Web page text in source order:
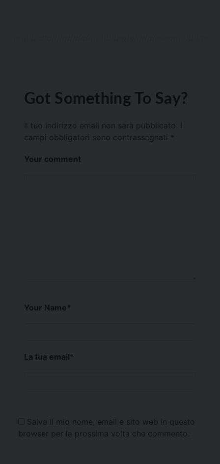
Got Something To Say?
Il tuo indirizzo email non sarà pubblicato.
campi obbligatori sono contrassegnati *
Your comment
Your Name*
La tua email*
Salva il mio nome, email e sito web in questo
browser per la prossima volta che commento.